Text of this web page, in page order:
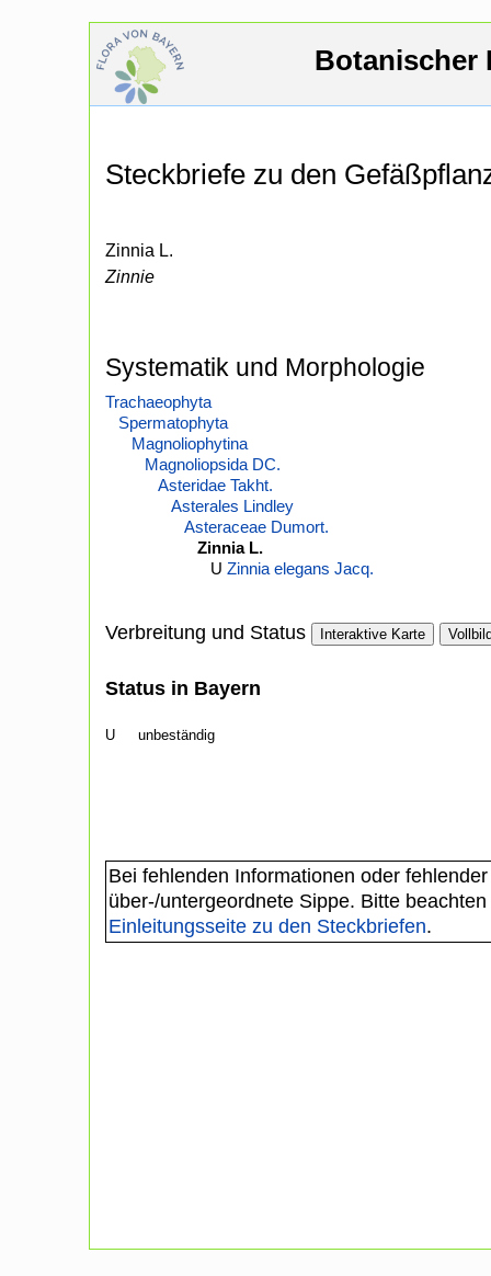
Botanischer
Steckbriefe zu den
Zinnia L.
Zinnie
Systematik und Morphologie
Trachaeophyta
Spermatophyta
Magnoliophytina
Magnoliopsida DC.
Asteridae Takht.
Asterales Lindley
Asteraceae Dumort.
Zinnia L.
U Zinnia elegans Jacq.
Verbreitung und Status Interaktive Karte
Status in Bayern
U unbeständig
Bei fehlenden Informationen oder
über-/untergeordnete Sippe. Bitte
Einleitungsseite zu den Steckbriefen.